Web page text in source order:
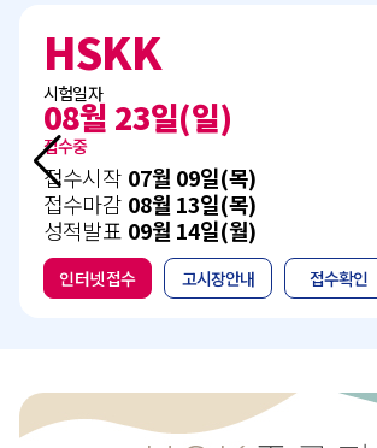
HSKK
시험일자
08월 23일(일)
접수중
접수시작 07월 09일(목)
접수마감 08월 13일(목)
성적발표 09월 14일(월)
인터넷 접수 고시장안내 접수확인